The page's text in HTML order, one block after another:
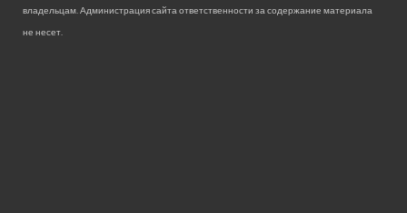
владельцам. Администрация сайта ответственности за содержание материала
не несет.